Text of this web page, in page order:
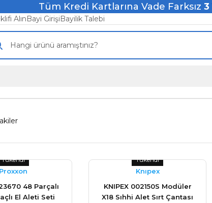
Tüm Kredi Kartlarına Vade Farksız 3
AlınBayi GirişiBayilik Talebi
Tükendi
Proxxon
48 Parçalı
El Aleti Seti
Tükendi
Knıpex
KNIPEX 002150S Modüler
X18 Sıhhi Alet Sırt Çantası